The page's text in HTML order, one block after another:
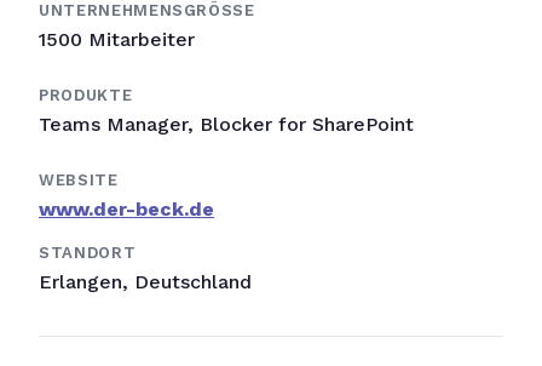
UNTERNEHMENSGRÖSSE
1500 Mitarbeiter
PRODUKTE
Teams Manager, Blocker for SharePoint
WEBSITE
www.der-beck.de
STANDORT
Erlangen, Deutschland